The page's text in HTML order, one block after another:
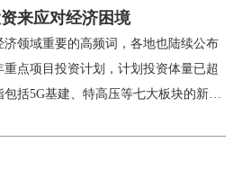
年发展主要目标中的三个“更加关注”的
住经济基本盘有两个重要的支点：“六
是：稳就业、稳金融、稳外贸、稳外
肺炎疫情发生之前，中央一直强调要
31日中央政治局会议首次提出“六稳”。
实现我国经济“稳中求进”的基本要
来应对经济困境
济领域重要的高频词，各地也陆续公布
重点项目投资计划，计划投资体量已超
包括5G基建、特高压等七大板块的新型
需要同时重点进行人力资本方面的投